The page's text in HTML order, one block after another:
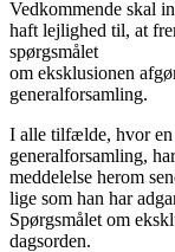
Vedkommende skal
haft lejlighed til, at
spørgsmålet
om eksklusionen
generalforsamling.
I alle tilfælde, hvor en
generalforsamling,
meddelelse herom
lige som han har
Spørgsmålet om
dagsorden.